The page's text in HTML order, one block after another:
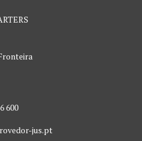
600
jus.pt